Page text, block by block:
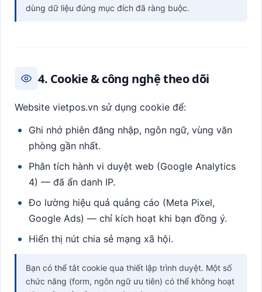
dùng dữ liệu đúng mục đích đã ràng buộc.
4. Cookie & công nghệ theo dõi
Website vietpos.vn sử dụng cookie để:
Ghi nhớ phiên đăng nhập, ngôn ngữ, vùng văn
phòng gần nhất.
Phân tích hành vi duyệt web (Google Analytics
4) — đã ẩn danh IP.
Đo lường hiệu quả quảng cáo (Meta Pixel,
Google Ads) — chỉ kích hoạt khi bạn đồng ý.
Hiển thị nút chia sẻ mạng xã hội.
Bạn có thể tắt cookie qua thiết lập trình duyệt. Một số
chức năng (form, ngôn ngữ ưu tiên) có thể không hoạt